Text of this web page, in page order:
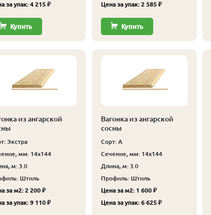
за упак: 4 215 ₽
Купить
Цена за упак: 2 585 ₽
Купить
из ангарской
Экстра
мм: 14x144
м: 3.0
Штиль
за м2: 2 200 ₽
за упак: 9 110 ₽
Вагонка из ангарской
сосны
Сорт: А
Сечение, мм: 14x144
Длина, м: 3.0
Профиль: Штиль
Цена за м2: 1 600 ₽
Цена за упак: 6 625 ₽